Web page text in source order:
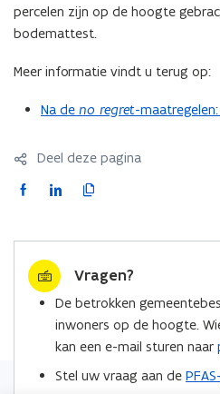
percelen zijn op de hoogte
bodemattest.
Meer informatie vindt u terug op:
Na de no regret-
Deel deze pagina
F
L
e
d
p
K
e
e
r
l
n
Vragen?
De betrokken
inwoners op de hoogte.
kan een e-mail sturen naar
Stel uw vraag aan de